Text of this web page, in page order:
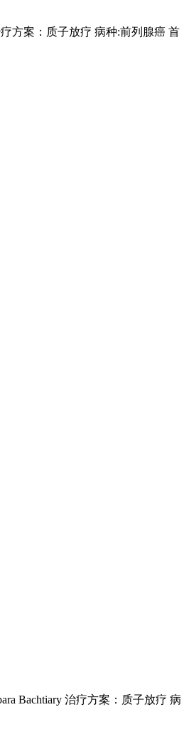
方案：质子放疗 病种:前列腺癌 首
Bachtiary 治疗方案：质子放疗 病